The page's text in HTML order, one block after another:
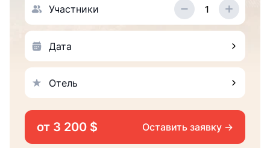
Участники
Дата
Отель
от 3 200 $ Оставить заявку →